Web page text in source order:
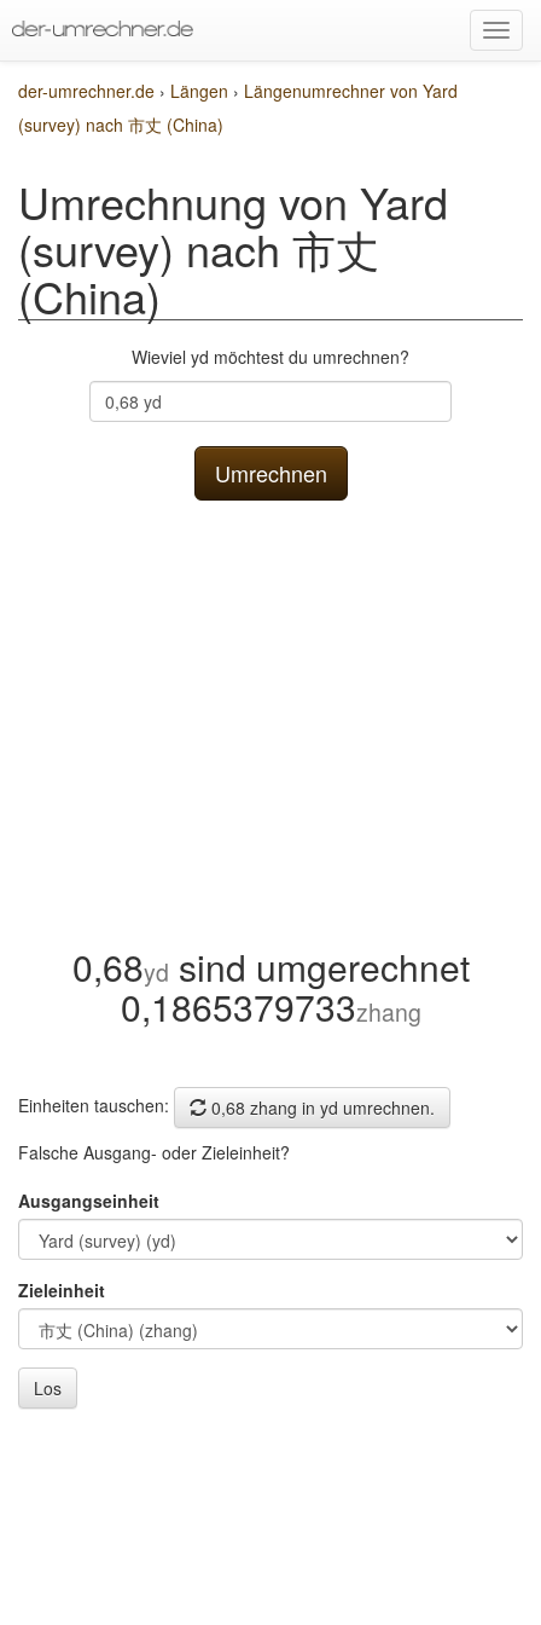
der-umrechner.de › Längen › Längenumrechner von Yard
(survey) nach 市丈 (China)
Umrechnung von Yard
(survey) nach 市丈
(China)
Wieviel yd möchtest du umrechnen?
0,68yd sind umgerechnet
0,1865379733zhang
Einheiten tauschen:
0,68 zhang in yd umrechnen.
Falsche Ausgang- oder Zieleinheit?
Ausgangseinheit
Zieleinheit
Los